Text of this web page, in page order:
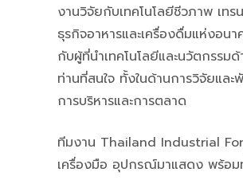
งานวิจัยกับเทคโนโลยีชีวภาพ เท
ธุรกิจอาหารและเครื่องดื่มแห่งอน
กับผู้ที่นำเทคโนโลยีและนวัตกรร
ท่านที่สนใจ ทั้งในด้านการวิจัยแ
การบริหารและการตลาด
ทีมงาน Thailand Industrial
เครื่องมือ อุปกรณ์มาแสดง พร้อม